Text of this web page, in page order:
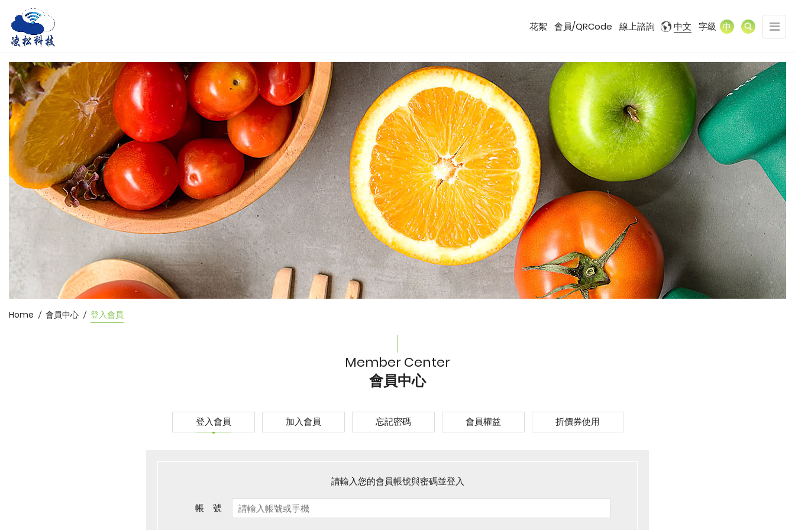
凌
松
科
技
(SDGs/ESG)
凌
松
科
(SDGs/ESG)LOGO
展
開/
收
合
網
站
導
覽
選
單
花絮 會員/QRCode 線上諮詢 中文 字級 中
Home 會員中心 登入會員
Member Center
會員中心
登入會員 加入會員 忘記密碼 會員權益 折價券使用
請輸入您的會員帳號與密碼並登入
帳 號